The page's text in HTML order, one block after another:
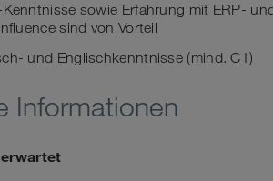
sowie Erfahrung mit ERP-
sind von Vorteil
und Englischkenntnisse (mind. C1)
Informationen